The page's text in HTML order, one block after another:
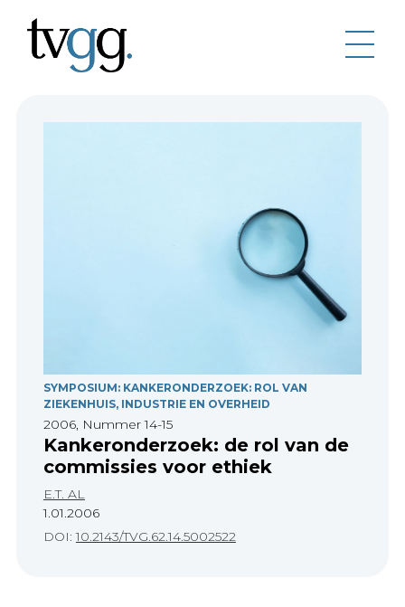
SYMPOSIUM: KANKERONDERZOEK: ROL VAN
ZIEKENHUIS, INDUSTRIE EN OVERHEID
2006, Nummer 14-15
Kankeronderzoek: de rol van de
commissies voor ethiek
E.T. AL
1.01.2006
DOI:10.2143/TVG.62.14.5002522